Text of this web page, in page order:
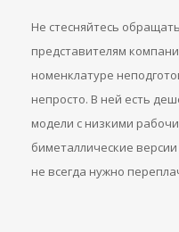
Не стесняйтесь
представителям
номенклатуре
непросто. В ней есть
модели с низкими
биметаллические
не всегда нужно